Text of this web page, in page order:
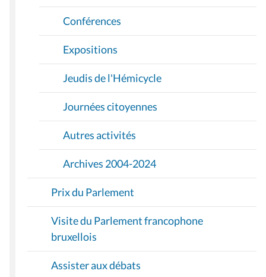
Conférences
Expositions
Jeudis de l'Hémicycle
Journées citoyennes
Autres activités
Archives 2004-2024
Prix du Parlement
Visite du Parlement francophone
bruxellois
Assister aux débats